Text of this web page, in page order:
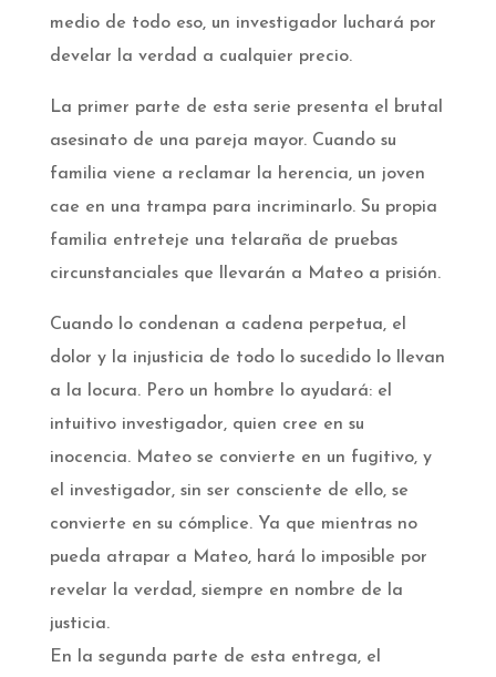
medio de todo eso, un investigador luchará por
develar la verdad a cualquier precio.
La primer parte de esta serie presenta el brutal
asesinato de una pareja mayor. Cuando su
familia viene a reclamar la herencia, un joven
cae en una trampa para incriminarlo. Su propia
familia entreteje una telaraña de pruebas
circunstanciales que llevarán a Mateo a prisión.
Cuando lo condenan a cadena perpetua, el
dolor y la injusticia de todo lo sucedido lo llevan
a la locura. Pero un hombre lo ayudará: el
intuitivo investigador, quien cree en su
inocencia. Mateo se convierte en un fugitivo, y
el investigador, sin ser consciente de ello, se
convierte en su cómplice. Ya que mientras no
pueda atrapar a Mateo, hará lo imposible por
revelar la verdad, siempre en nombre de la
justicia.
En la segunda parte de esta entrega, el